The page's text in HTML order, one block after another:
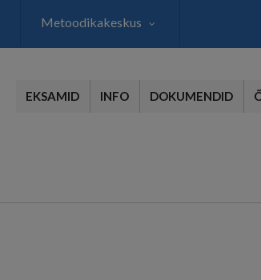
Metoodikakeskus
EKSAMID INFO DOKUMENDID